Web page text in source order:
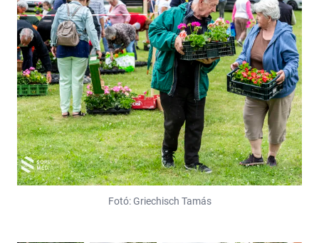
Fotó: Griechisch Tamás